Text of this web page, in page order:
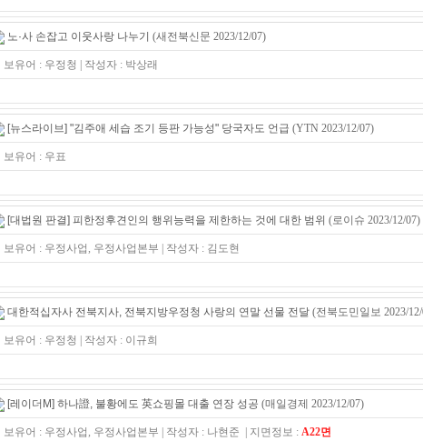
노·사 손잡고 이웃사랑 나누기 (새전북신문 2023/12/07)
보유어 : 우정청 | 작성자 : 박상래
[뉴스라이브] "김주애 세습 조기 등판 가능성" 당국자도 언급 (YTN 2023/12/07)
보유어 : 우표
[대법원 판결] 피한정후견인의 행위능력을 제한하는 것에 대한 범위 (로이슈 2023/12/07)
보유어 : 우정사업, 우정사업본부 | 작성자 : 김도현
대한적십자사 전북지사, 전북지방우정청 사랑의 연말 선물 전달 (전북도민일보 2023/
보유어 : 우정청 | 작성자 : 이규희
[레이더M] 하나證, 불황에도 英쇼핑몰 대출 연장 성공 (매일경제 2023/12/07)
보유어 : 우정사업, 우정사업본부 | 작성자 : 나현준 | 지면정보 : A22면